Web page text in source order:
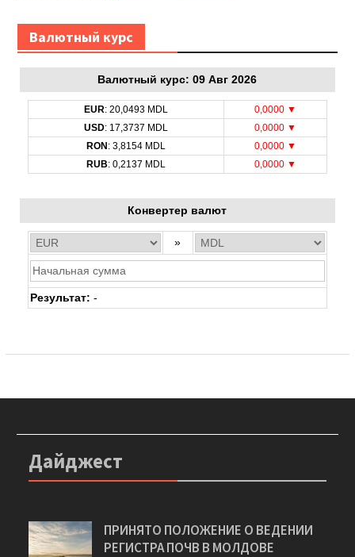
Bалютный курс
Bалютный курс: 09 Авг 2026
EUR: 20,0493 MDL
0,0000 ▼
USD: 17,3737 MDL
0,0000 ▼
RON: 3,8154 MDL
0,0000 ▼
RUB: 0,2137 MDL 0,0000 ▼
Конвертер валют
»
Результат: -
Дайджест
ПРИНЯТО ПОЛОЖЕНИЕ О ВЕДЕНИИ
РЕГИСТРА ПОЧВ В МОЛДОВЕ